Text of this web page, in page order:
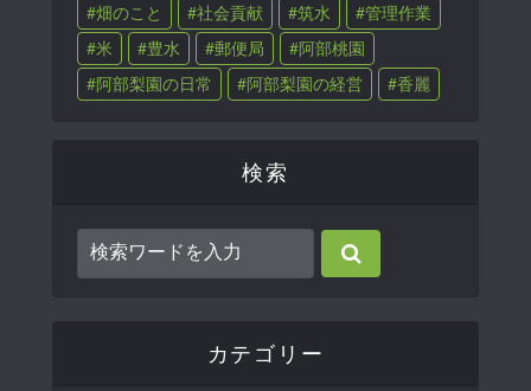
畑のこと
社会貢献 筑水
管理作業
米
豊水 郵便局
阿部桃園
阿部梨園の日常
阿部梨園の経営 香麗
検索
カテゴリー